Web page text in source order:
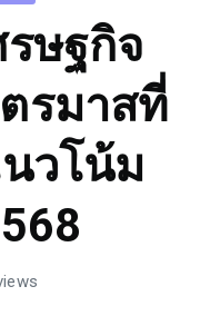
รษฐกิจ
รมาสที่
วโน้ม